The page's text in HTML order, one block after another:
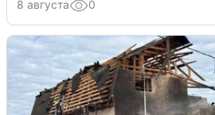
8 августа 0